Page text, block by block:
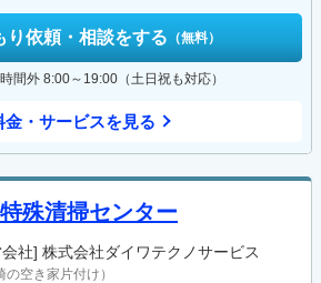
り依頼・相談をする （無料）
間外 8:00～19:00（土日祝も対応）
金・サービスを見る
殊清掃センター
社] 株式会社ダイワテクノサービス
の空き家片付け）